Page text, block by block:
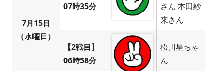
7月15日
（水曜日）
07時35分
さん 本田紗
来さん
【2戦目】
06時58分
松川星ちゃ
ん